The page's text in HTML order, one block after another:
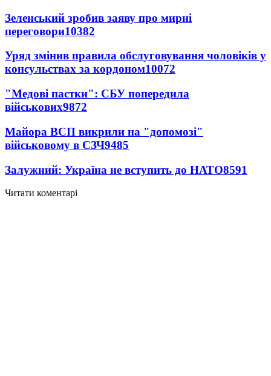
Зеленський зробив заяву про мирні
переговори10382
Уряд змінив правила обслуговування чоловіків у
консульствах за кордоном10072
"Медові пастки": СБУ попередила
військових9872
Майора ВСП викрили на "допомозі"
військовому в СЗЧ9485
Залужний: Україна не вступить до НАТО8591
Читати коментарі